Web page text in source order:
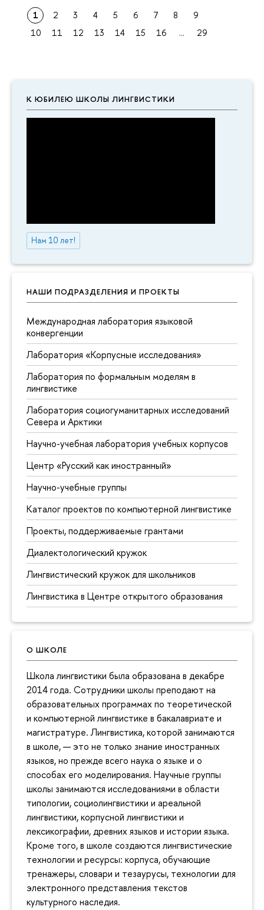
К ЮБИЛЕЮ ШКОЛЫ ЛИНГВИСТИКИ
Нам 10 лет!
НАШИ ПОДРАЗДЕЛЕНИЯ И ПРОЕКТЫ
Международная лаборатория языковой
конвергенции
Лаборатория «Корпусные исследования»
Лаборатория по формальным моделям в
лингвистике
Лаборатория социогуманитарных исследований
Севера и Арктики
Научно-учебная лаборатория учебных корпусов
Центр «Русский как иностранный»
Научно-учебные группы
Каталог проектов по компьютерной лингвистике
Проекты, поддерживаемые грантами
Диалектологический кружок
Лингвистический кружок для школьников
Лингвистика в Центре открытого образования
О ШКОЛЕ
Школа лингвистики была образована в декабре
2014 года. Сотрудники школы преподают на
образовательных программах по теоретической
и компьютерной лингвистике в бакалавриате и
магистратуре. Лингвистика, которой занимаются
в школе, — это не только знание иностранных
языков, но прежде всего наука о языке и о
способах его моделирования. Научные группы
школы занимаются исследованиями в области
типологии, социолингвистики и ареальной
лингвистики, корпусной лингвистики и
лексикографии, древних языков и истории языка.
Кроме того, в школе создаются лингвистические
технологии и ресурсы: корпуса, обучающие
тренажеры, словари и тезаурусы, технологии для
электронного представления текстов
культурного наследия.
1 2 3 4 5 6 7 8
9
10
11 12 13 14 15 16 ... 29